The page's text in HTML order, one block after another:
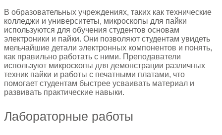
В образовательных учреждениях, таких как технические
колледжи и университеты, микроскопы для пайки
используются для обучения студентов основам
электроники и пайки. Они позволяют студентам увидеть
мельчайшие детали электронных компонентов и понять,
как правильно работать с ними. Преподаватели
используют микроскопы для демонстрации различных
техник пайки и работы с печатными платами, что
помогает студентам быстрее усваивать материал и
развивать практические навыки.
Лабораторные работы